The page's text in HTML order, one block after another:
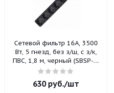
Сетевой фильтр 16А, 3500
Вт, 5 гнезд, без з/ш, с з/к,
ПВС, 1,8 м, черный (SBSP-5-
18-K)
630руб./шт